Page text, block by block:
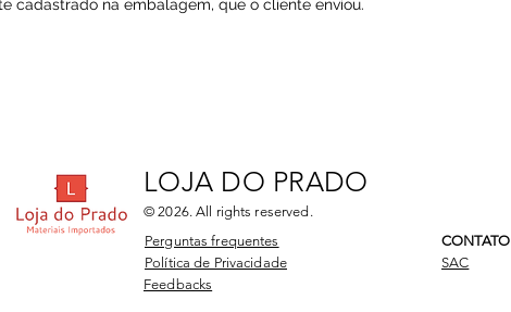
cadastrado na embalagem, que o cliente enviou.​
LOJA DO PRADO
© 2026. All rights reserved.
Perguntas frequentes
Política de Privacidade
CONTATO
SAC
Feedbacks